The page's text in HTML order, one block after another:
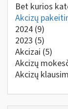
Bet kurios
Akcizų
2024 (9)
2023 (5)
Akcizai (5)
Akcizų
Akcizų